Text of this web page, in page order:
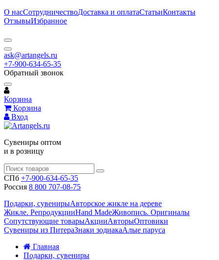
О насСотрудничествоДоставка и оплатаСтатьиКонтакты
ОтзывыИзбранное
ask@artangels.ru
+7-900-634-65-35
Обратный звонок
Корзина
Корзина
Вход
Сувениры оптом
и в розницу
СПб +7-900-634-65-35
Россия 8 800 707-08-75
Подарки, сувенирыАвторское жикле на дереве
Жикле. РепродукцииHand MadeЖивопись. Оригиналы
Сопутствующие товарыАкцииАвторыОптовики
Сувениры из ПитераЗнаки зодиакаАлые паруса
Главная
Подарки, сувениры